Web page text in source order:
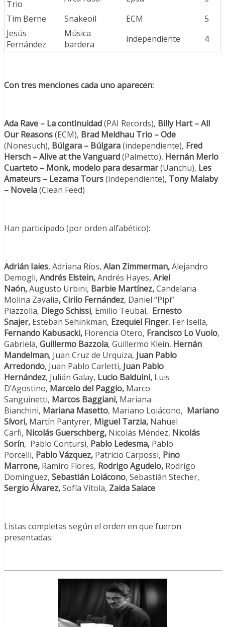
Trio
Tim Berne
Snakeoil ECM
5
Jesús
Fernández
Música
bardera
independiente 4
Con tres menciones cada uno aparecen:
Ada Rave – La continuidad(PAI Records), Billy Hart – All
Our Reasons(ECM), Brad Meldhau Trio – Ode
(Nonesuch), Búlgara – Búlgara(independiente), Fred
Hersch – Alive at the Vanguard(Palmetto), Hernán Merlo
Cuarteto – Monk, modelo para desarmar(Uanchu), Les
Amateurs – Lezama Tours(independiente), Tony Malaby
– Novela(Clean Feed)
Han participado (por orden alfabético):
Adrián Iaies, Adriana Ríos, Alan Zimmerman,Alejandro
Demogli, Andrés Elstein,Andrés Hayes, Ariel
Naón,Augusto Urbini, Barbie Martínez,Candelaria
Molina Zavalia,Cirilo Fernández, Daniel “Pipi”
Piazzolla, Diego Schissi, Emilio Teubal, Ernesto
Snajer, Esteban Sehinkman, Ezequiel Finger, Fer Isella,
Fernando Kabusacki, Florencia Otero, Francisco Lo Vuolo,
Gabriela, Guillermo Bazzola, Guillermo Klein, Hernán
Mandelman, Juan Cruz de Urquiza, Juan Pablo
Arredondo, Juan Pablo Carletti, Juan Pablo
Hernández, Julián Galay, Lucio Balduini, Luis
D’Agostino, Marcelo del Paggio, Marco
Sanguinetti, Marcos Baggiani, Mariana
Bianchini, Mariana Masetto, Mariano Loiácono, Mariano
Sívori, Martín Pantyrer, Miguel Tarzia, Nahuel
Carfi, Nicolás Guerschberg, Nicolás Méndez, Nicolás
Sorín, Pablo Contursi, Pablo Ledesma, Pablo
Porcelli, Pablo Vázquez, Patricio Carpossi, Pino
Marrone, Ramiro Flores, Rodrigo Agudelo, Rodrigo
Domínguez, Sebastián Loiácono, Sebastián Stecher,
Sergio Álvarez,Sofía Vitola, Zaida Saiace
Listas completas según el orden en que fueron
presentadas: